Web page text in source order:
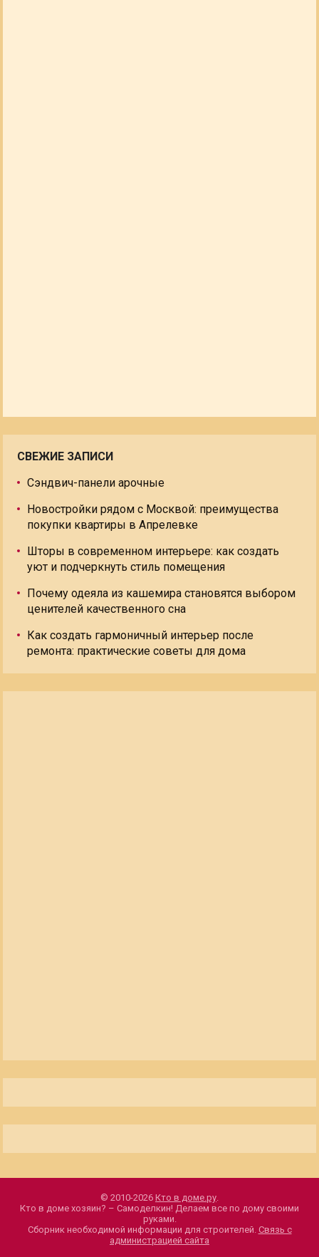
СВЕЖИЕ ЗАПИСИ
Сэндвич-панели арочные
Новостройки рядом с Москвой: преимущества
покупки квартиры в Апрелевке
Шторы в современном интерьере: как создать
уют и подчеркнуть стиль помещения
Почему одеяла из кашемира становятся выбором
ценителей качественного сна
Как создать гармоничный интерьер после
ремонта: практические советы для дома
© 2010-2026 Кто в доме.ру.
Кто в доме хозяин? – Самоделкин! Делаем все по дому своими
руками.
Сборник необходимой информации для строителей. Связь с
администрацией сайта